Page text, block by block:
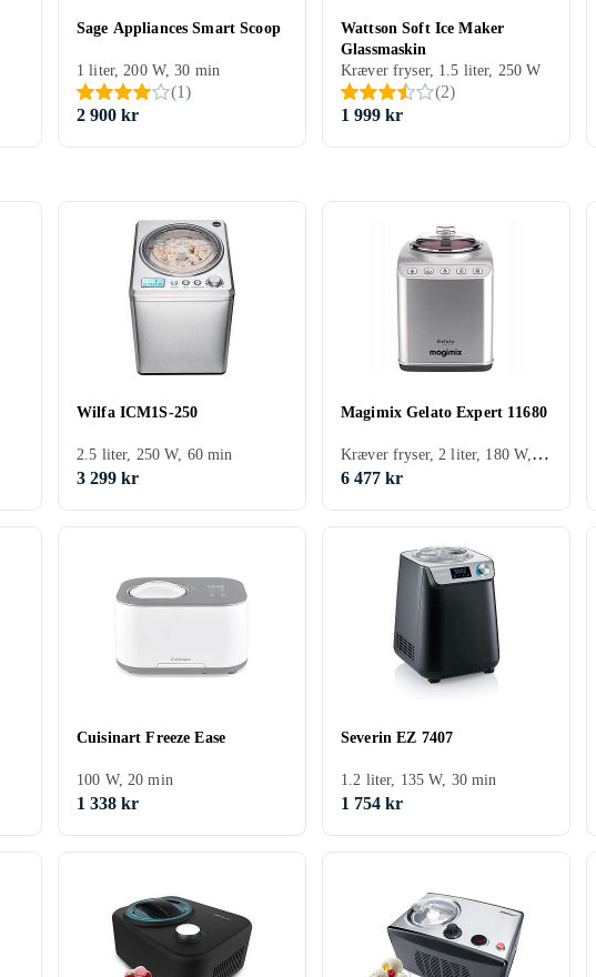
Sage Appliances Smart Scoop
1 liter, 200 W, 30 min
(1)
2 900 kr
Wattson Soft Ice Maker
Glassmaskin
Kræver fryser, 1.5 liter, 250 W
(2)
1 999 kr
Wilfa ICM1S-250
2.5 liter, 250 W, 60 min
3 299 kr
Magimix Gelato Expert 11680
Kræver fryser, 2 liter, 180 W, 30 min
6 477 kr
Cuisinart Freeze Ease
100 W, 20 min
1 338 kr
Severin EZ 7407
1.2 liter, 135 W, 30 min
1 754 kr